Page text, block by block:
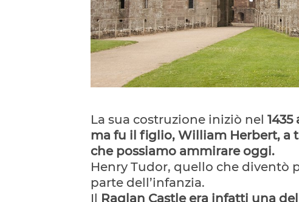
La sua costruzione iniziò nel
ma fu il figlio, William Herbert, a
che possiamo ammirare oggi.
Henry Tudor, quello che diventò
parte dell’infanzia.
Il Raglan Castle era infatti una